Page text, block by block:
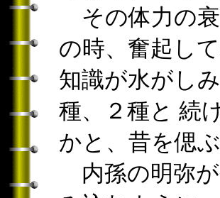
その体力の
の時、奮起し
知識が水がし
種、２種と 続
かと、昔を偲
内孫の明弥